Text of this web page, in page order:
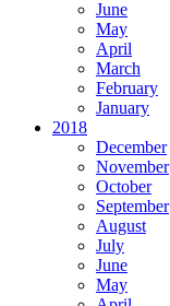
June
May
April
March
February
January
2018
December
November
October
September
August
July
June
May